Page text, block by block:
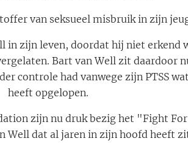
van seksueel misbruik in zijn
in zijn leven, doordat hij niet erkend
Bart van Well zit daardoor
controle had vanwege zijn PTSS
heeft opgelopen.
zijn nu druk bezig het "Fight
Well dat al jaren in zijn hoofd heeft